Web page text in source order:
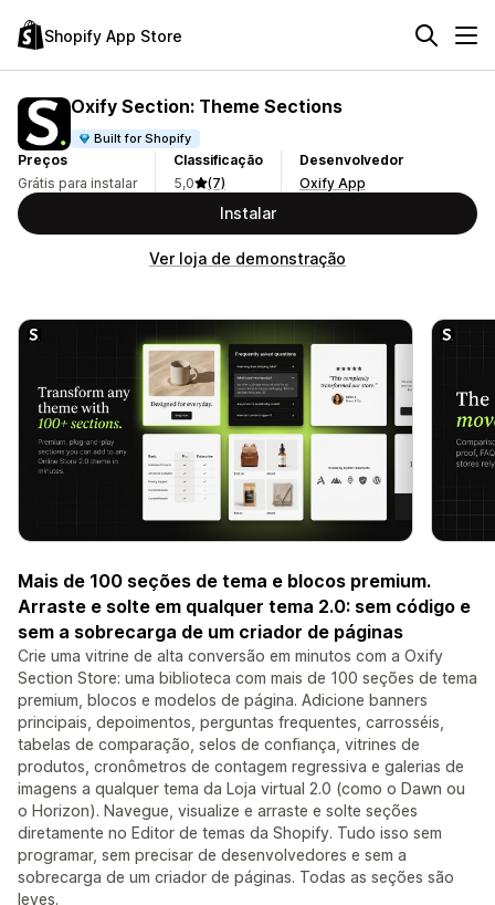
Shopify App Store
Oxify Section: Theme Sections
Built for Shopify
Preços
Grátis para instalar
Classificação
5,0
(7)
Desenvolvedor
Oxify App
Instalar
Ver loja de demonstração
Mais de 100 seções de tema e blocos premium.
Arraste e solte em qualquer tema 2.0: sem código e
sem a sobrecarga de um criador de páginas
Crie uma vitrine de alta conversão em minutos com a Oxify
Section Store: uma biblioteca com mais de 100 seções de tema
premium, blocos e modelos de página. Adicione banners
principais, depoimentos, perguntas frequentes, carrosséis,
tabelas de comparação, selos de confiança, vitrines de
produtos, cronômetros de contagem regressiva e galerias de
imagens a qualquer tema da Loja virtual 2.0 (como o Dawn ou
o Horizon). Navegue, visualize e arraste e solte seções
diretamente no Editor de temas da Shopify. Tudo isso sem
programar, sem precisar de desenvolvedores e sem a
sobrecarga de um criador de páginas. Todas as seções são
leves.